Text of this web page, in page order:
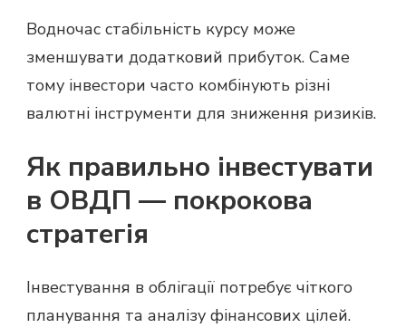
Водночас стабільність курсу може
зменшувати додатковий прибуток. Саме
тому інвестори часто комбінують різні
валютні інструменти для зниження ризиків.
Як правильно інвестувати
в ОВДП — покрокова
стратегія
Інвестування в облігації потребує чіткого
планування та аналізу фінансових цілей.